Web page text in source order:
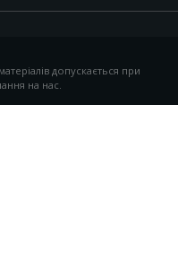
допускається при
на нас.